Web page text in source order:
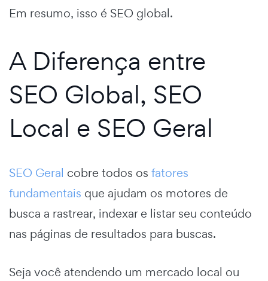
Em resumo, isso é SEO global.
A Diferença entre
SEO Global, SEO
Local e SEO Geral
SEO Geral cobre todos os fatores
fundamentais que ajudam os motores de
busca a rastrear, indexar e listar seu conteúdo
nas páginas de resultados para buscas.
Seja você atendendo um mercado local ou